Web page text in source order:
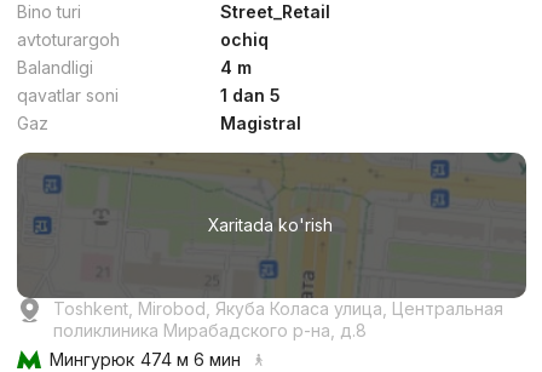
Bino turi
Street_Retail
avtoturargoh
ochiq
Balandligi
4 m
qavatlar soni
1 dan 5
Gaz
Magistral
Xaritada ko'rish
Toshkent, Mirobod, Якуба Коласа улица, Центральная
поликлиника Мирабадского р-на, д.8
Мингурюк 474 м 6 мин